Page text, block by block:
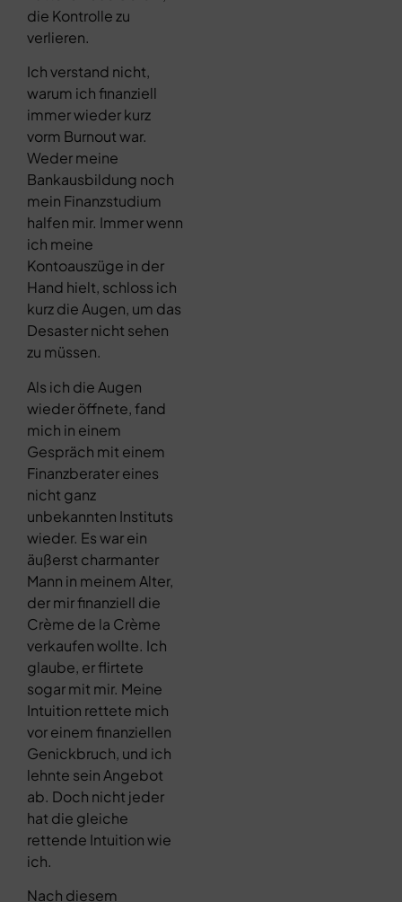
die Kontrolle zu
verlieren.
Ich verstand nicht,
warum ich finanziell
immer wieder kurz
vorm Burnout war.
Weder meine
Bankausbildung noch
mein Finanzstudium
halfen mir. Immer wenn
ich meine
Kontoauszüge in der
Hand hielt, schloss ich
kurz die Augen, um das
Desaster nicht sehen
zu müssen.
Als ich die Augen
wieder öffnete, fand
mich in einem
Gespräch mit einem
Finanzberater eines
nicht ganz
unbekannten Instituts
wieder. Es war ein
äußerst charmanter
Mann in meinem Alter,
der mir finanziell die
Crème de la Crème
verkaufen wollte. Ich
glaube, er flirtete
sogar mit mir. Meine
Intuition rettete mich
vor einem finanziellen
Genickbruch, und ich
lehnte sein Angebot
ab. Doch nicht jeder
hat die gleiche
rettende Intuition wie
ich.
Nach diesem